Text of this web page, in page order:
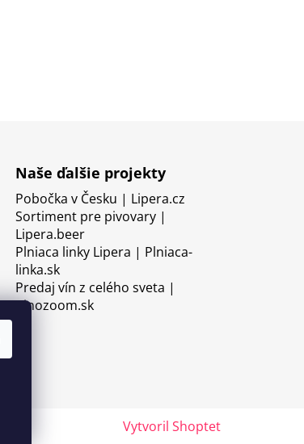
Naše ďalšie projekty
Pobočka v Česku | Lipera.cz
Sortiment pre pivovary |
Lipera.beer
Plniaca linky Lipera | Plniaca-
linka.sk
Predaj vín z celého sveta |
Vinozoom.sk
Vytvoril Shoptet